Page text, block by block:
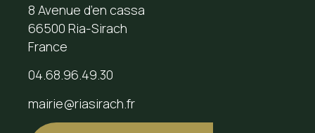
8 Avenue d’en cassa
66500 Ria-Sirach
France
04.68.96.49.30
mairie@riasirach.fr